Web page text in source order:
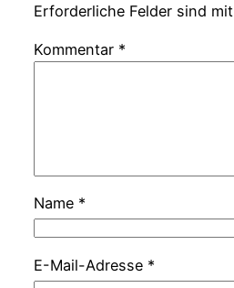
Erforderliche Felder sind mit
Kommentar *
Name *
E-Mail-Adresse *